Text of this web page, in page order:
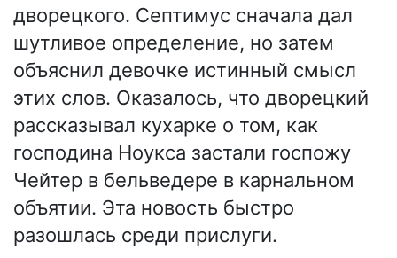
дворецкого. Септимус сначала дал
шутливое определение, но затем
объяснил девочке истинный смысл
этих слов. Оказалось, что дворецкий
рассказывал кухарке о том, как
господина Ноукса застали госпожу
Чейтер в бельведере в карнальном
объятии. Эта новость быстро
разошлась среди прислуги.